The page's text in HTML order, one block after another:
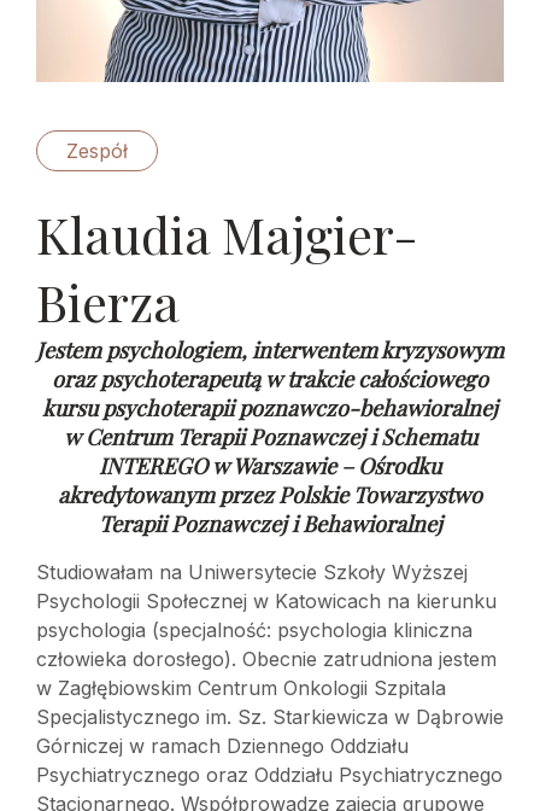
Zespół
Klaudia Majgier-
Bierza
Jestem psychologiem, interwentem kryzysowym
oraz psychoterapeutą w trakcie całościowego
kursu psychoterapii poznawczo-behawioralnej
wCentrum Terapii Poznawczej i Schematu
INTEREGO w Warszawie – Ośrodku
akredytowanym przez Polskie Towarzystwo
Terapii Poznawczej i Behawioralnej
Studiowałam na Uniwersytecie Szkoły Wyższej
Psychologii Społecznej w Katowicach na kierunku
psychologia (specjalność: psychologia kliniczna
człowieka dorosłego). Obecnie zatrudniona jestem
w Zagłębiowskim Centrum Onkologii Szpitala
Specjalistycznego im. Sz. Starkiewicza w Dąbrowie
Górniczej w ramach Dziennego Oddziału
Psychiatrycznego oraz Oddziału Psychiatrycznego
Stacjonarnego. Współprowadzę zajęcia grupowe